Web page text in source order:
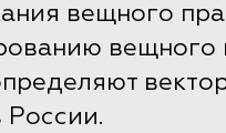
вещного
вещного
России.